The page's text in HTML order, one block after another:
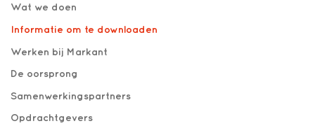
Wat we doen
Informatie om te downloaden
Werken bij Markant
De oorsprong
Samenwerkingspartners
Opdrachtgevers